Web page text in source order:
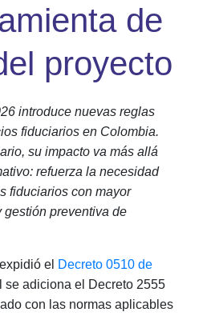
de
proyecto
introduce nuevas reglas
fiduciarios en Colombia.
su impacto va más allá
refuerza la necesidad
fiduciarios con mayor
preventiva de
el Decreto 0510 de
se adiciona el Decreto 2555
con las normas aplicables